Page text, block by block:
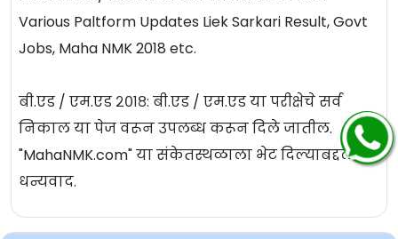
Various Paltform Updates Liek Sarkari Result, Govt
Jobs, Maha NMK 2018 etc.
बी.एड / एम.एड २०१८: बी.एड / एम.एड या परीक्षेचे सर्व
निकाल या पेज वरून उपलब्ध करून दिले जातील.
"MahaNMK.com" या संकेतस्थळाला भेट दिल्याबद्दल
धन्यवाद.